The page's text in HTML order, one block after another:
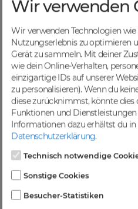
sicheren
Maximiere
Erfolg mit
zum Online-
breiten
du deine
und deine
ansprechen.
gezielten
Sichtbarkeit
steigern.
Domains
Wir verwenden
Wir verwenden Technologien wie
Nutzungserlebnis zu optimieren
Gerät zu sammeln. Mit deiner
wie dein Online-Verhalten,
einzigartige IDs auf unserer
zu personalisieren). Wenn du
diese zurücknimmst, könnte dies
Funktionen und Dienstleistungen
Informationen dazu erhältst du in
Datenschutzerklärung.
Technisch notwendige
Sonstige Cookies
Besucher-Statistiken